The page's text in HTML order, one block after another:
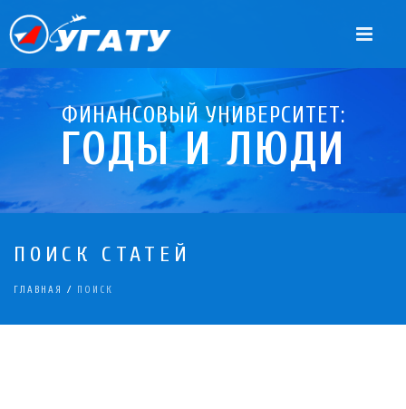
ФИНАНСОВЫЙ УНИВЕРСИТЕТ:
ГОДЫ И ЛЮДИ
ПОИСК СТАТЕЙ
ГЛАВНАЯ / ПОИСК